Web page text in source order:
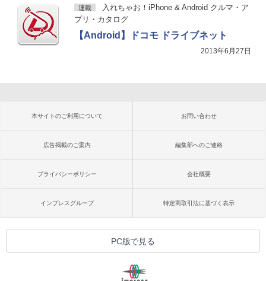
連載
入れちゃお！iPhone & Android クルマ・ア
プリ・カタログ
【Android】ドコモ ドライブネット
2013年6月27日
本サイトのご利用について お問い合わせ
広告掲載のご案内 編集部へのご連絡
プライバシーポリシー 会社概要
インプレスグループ 特定商取引法に基づく表示
PC版で見る